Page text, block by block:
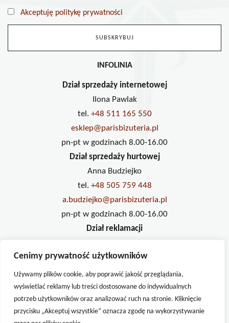
Cenimy prywatność użytkowników
Używamy plików cookie, aby poprawić jakość przeglądania,
wyświetlać reklamy lub treści dostosowane do indywidualnych
potrzeb użytkowników oraz analizować ruch na stronie. Kliknięcie
przycisku „Akceptuj wszystkie” oznacza zgodę na wykorzystywanie
Akceptuję politykę prywatności
INFOLINIA
Dział sprzedaży internetowej
Ilona Pawlak
tel. +48 511 165 550
esklep@parisbizuteria.pl
pn-pt w godzinach 8.00-16.00
Dział sprzedaży hurtowej
Anna Budziejko
tel. +48 505 759 448
a.budziejko@parisbizuteria.pl
pn-pt w godzinach 8.00-16.00
Dział reklamacji
tel. +48 733 234 833
reklamacje@parisbizuteria.pl
pn-pt w godzinach 8.00-16.00